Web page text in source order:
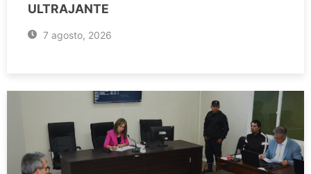
ULTRAJANTE
7 agosto, 2026